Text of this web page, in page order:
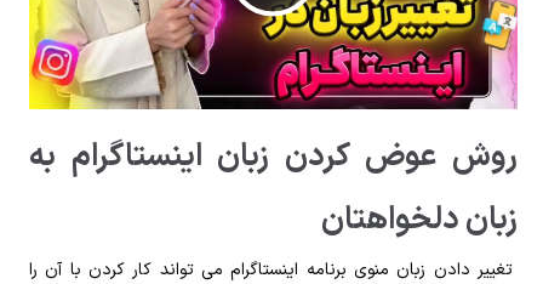
ویدیو
روش عوض کردن زبان اینستاگرام به
زبان دلخواهتان
تغییر دادن زبان منوی برنامه اینستاگرام می تواند کار کردن با آن را